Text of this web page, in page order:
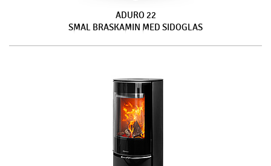
ADURO 22
SMAL BRASKAMIN MED SIDOGLAS